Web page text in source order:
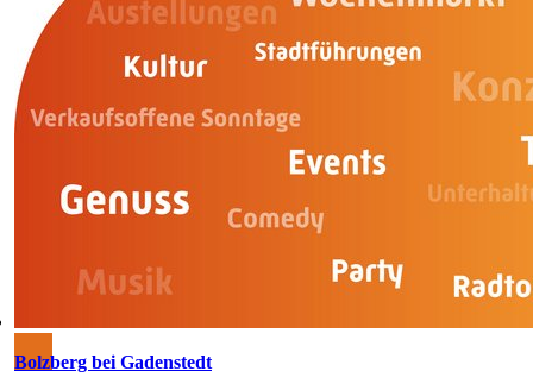
Bolzberg bei Gadenstedt